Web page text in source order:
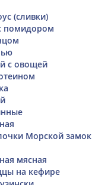
(сливки)
помидором
с овощей
Морской замок
мясная
на кефире